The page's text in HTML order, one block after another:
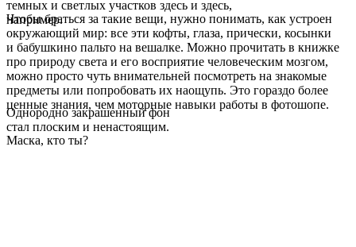
темных и светлых участков здесь и здесь,
например.
Чтобы браться за такие вещи, нужно понимать, как устроен
окружающий мир: все эти кофты, глаза, прически, косынки
и бабушкино пальто на вешалке. Можно прочитать в книжке
про природу света и его восприятие человеческим мозгом,
можно просто чуть внимательней посмотреть на знакомые
предметы или попробовать их наощупь. Это гораздо более
ценные знания, чем моторные навыки работы в фотошопе.
Однородно закрашенный фон
стал плоским и ненастоящим.
Маска, кто ты?